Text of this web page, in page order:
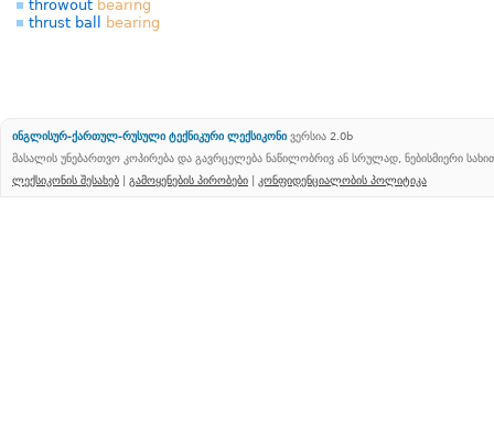
throwout bearing
thrust ball
bearing
ინგლისურ-ქართულ-რუსული ტექნიკური ლექსიკონი ვერსია 2.0b
მასალის უნებართვო კოპირება და გავრცელება ნაწილობრივ ან სრულად, ნებისმიერი
ლექსიკონის შესახებ | გამოყენების პირობები | კონფიდენციალობის პოლიტიკა